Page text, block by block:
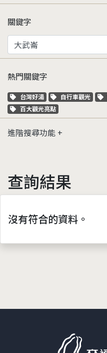
關鍵字
熱門關鍵字
關鍵字標籤
台灣好湯 關鍵字標籤
自行車觀光
關鍵字標籤
百大觀光亮點
進階搜尋功能
查詢結果
沒有符合的資料。